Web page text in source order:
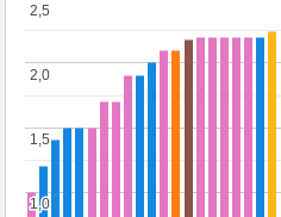
1,0
1,0
1,5
1,5
2,0
2,0
2,5
2,5